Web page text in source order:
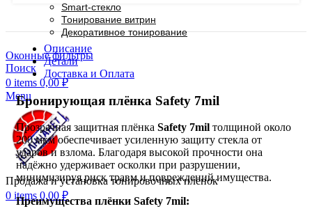
Smart-стекло
Тонирование витрин
Декоративное тонирование
Оконные фильтры
Поиск
0 items 0,00₽
Menu
Продажа и установка тонировочных пленок
0 items 0,00 ₽
Описание
Детали
Доставка и Оплата
Бронирующая плёнка Safety 7mil
Прозрачная защитная плёнка Safety 7mil толщиной около
200 мкм обеспечивает усиленную защиту стекла от
ударов и взлома. Благодаря высокой прочности она
надёжно удерживает осколки при разрушении,
минимизируя риск травм и повреждений имущества.
Преимущества плёнки Safety 7mil: